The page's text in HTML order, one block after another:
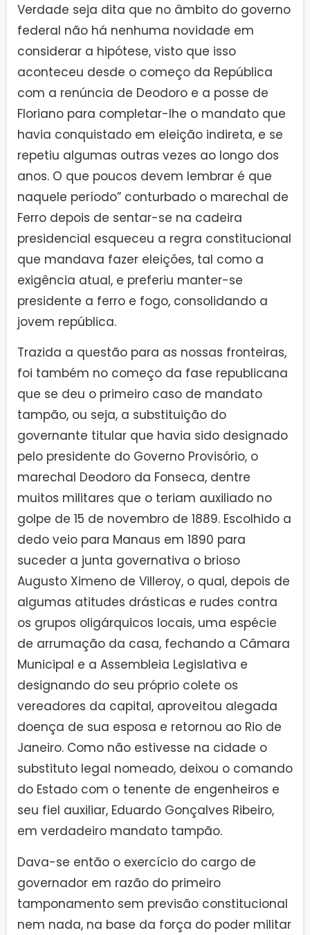
Verdade seja dita que no âmbito do governo
federal não há nenhuma novidade em
considerar a hipótese, visto que isso
aconteceu desde o começo da República
com a renúncia de Deodoro e a posse de
Floriano para completar-lhe o mandato que
havia conquistado em eleição indireta, e se
repetiu algumas outras vezes ao longo dos
anos. O que poucos devem lembrar é que
naquele período” conturbado o marechal de
Ferro depois de sentar-se na cadeira
presidencial esqueceu a regra constitucional
que mandava fazer eleições, tal como a
exigência atual, e preferiu manter-se
presidente a ferro e fogo, consolidando a
jovem república.
Trazida a questão para as nossas fronteiras,
foi também no começo da fase republicana
que se deu o primeiro caso de mandato
tampão, ou seja, a substituição do
governante titular que havia sido designado
pelo presidente do Governo Provisório, o
marechal Deodoro da Fonseca, dentre
muitos militares que o teriam auxiliado no
golpe de 15 de novembro de 1889. Escolhido a
dedo veio para Manaus em 1890 para
suceder a junta governativa o brioso
Augusto Ximeno de Villeroy, o qual, depois de
algumas atitudes drásticas e rudes contra
os grupos oligárquicos locais, uma espécie
de arrumação da casa, fechando a Câmara
Municipal e a Assembleia Legislativa e
designando do seu próprio colete os
vereadores da capital, aproveitou alegada
doença de sua esposa e retornou ao Rio de
Janeiro. Como não estivesse na cidade o
substituto legal nomeado, deixou o comando
do Estado com o tenente de engenheiros e
seu fiel auxiliar, Eduardo Gonçalves Ribeiro,
em verdadeiro mandato tampão.
Dava-se então o exercício do cargo de
governador em razão do primeiro
tamponamento sem previsão constitucional
nem nada, na base da força do poder militar